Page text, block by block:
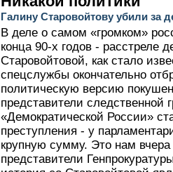
Галину Старовойтову убили за
В деле о самом «громком»
конца 90-х годов - расстреле
Старовойтовой, как стало
спецслужбы окончательно
политическую версию
представители следственной
«Демократической России»
преступления - у
крупную сумму. Это нам
представители